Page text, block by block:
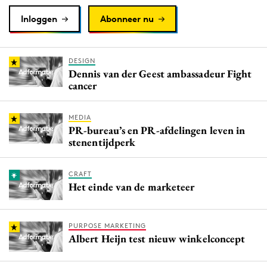
Purpose Marketing
Reputatie & crisis
Inloggen Abonneer nu
DESIGN
Dennis van der Geest ambassadeur Fight
cancer
MEDIA
PR-bureau’s en PR-afdelingen leven in
stenentijdperk
CRAFT
Het einde van de marketeer
PURPOSE MARKETING
Albert Heijn test nieuw winkelconcept